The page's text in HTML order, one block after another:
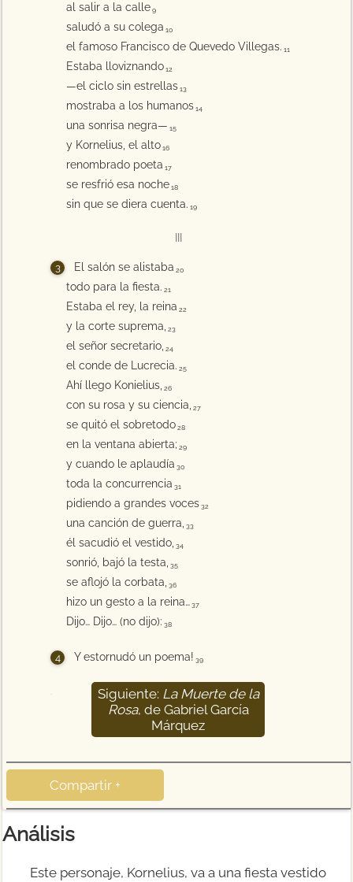
al salir a la calle 9
saludó a su colega 10
el famoso Francisco de Quevedo Villegas. 11
Estaba lloviznando 12
—el ciclo sin estrellas 13
mostraba a los humanos 14
una sonrisa negra— 15
y Kornelius, el alto 16
renombrado poeta 17
se resfrió esa noche 18
sin que se diera cuenta. 19
El salón se alistaba 20
todo para la fiesta. 21
Estaba el rey, la reina 22
y la corte suprema, 23
el señor secretario, 24
el conde de Lucrecia. 25
Ahí llego Konielius, 26
con su rosa y su ciencia, 27
se quitó el sobretodo 28
en la ventana abierta; 29
y cuando le aplaudía 30
toda la concurrencia 31
pidiendo a grandes voces 32
una canción de guerra, 33
él sacudió el vestido, 34
sonrió, bajó la testa, 35
se aflojó la corbata, 36
hizo un gesto a la reina… 37
Dijo… Dijo… (no dijo): 38
Y estornudó un poema! 39
Siguiente: La Muerte de la
Rosa, de Gabriel García
Márquez
Compartir +
Análisis
Este personaje, Kornelius, va a una fiesta vestido